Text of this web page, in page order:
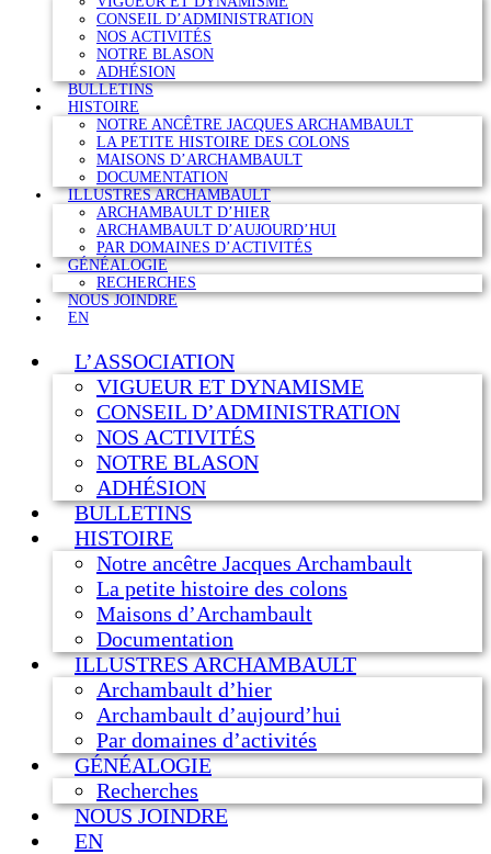
CONSEIL D’ADMINISTRATION
NOS ACTIVITÉS
NOTRE BLASON
ADHÉSION
BULLETINS
HISTOIRE
NOTRE ANCÊTRE JACQUES ARCHAMBAULT
LA PETITE HISTOIRE DES COLONS
MAISONS D’ARCHAMBAULT
DOCUMENTATION
ILLUSTRES ARCHAMBAULT
ARCHAMBAULT D’HIER
ARCHAMBAULT D’AUJOURD’HUI
PAR DOMAINES D’ACTIVITÉS
GÉNÉALOGIE
RECHERCHES
NOUS JOINDRE
EN
L’ASSOCIATION
VIGUEUR ET DYNAMISME
CONSEIL D’ADMINISTRATION
NOS ACTIVITÉS
NOTRE BLASON
ADHÉSION
BULLETINS
HISTOIRE
Notre ancêtre Jacques Archambault
La petite histoire des colons
Maisons d’Archambault
Documentation
ILLUSTRES ARCHAMBAULT
Archambault d’hier
Archambault d’aujourd’hui
Par domaines d’activités
GÉNÉALOGIE
Recherches
NOUS JOINDRE
EN